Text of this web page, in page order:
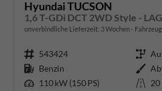
Hyundai TUCSON
1,6 T-GDi DCT 2WD Style -
unverbindliche Lieferzeit: 3 Wochen
Fahrzeugnr. 543424 Getriebe
Kraftstoff Benzin Außenfarbe
Leistung 110 kW (150 PS) Kilometerstand 20